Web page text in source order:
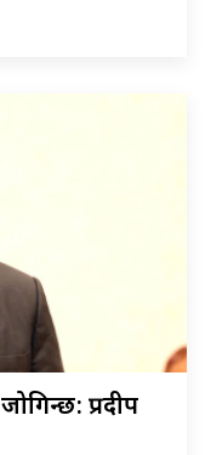
प्रदीप